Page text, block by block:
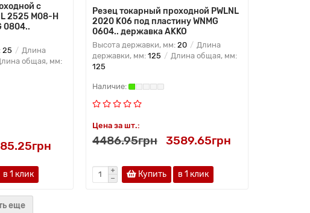
с
2525 M08-H
0804..
25
Длина
общая, мм:
в 1 клик
Резец токарный проходной PWLNL
2020 K06 под пластину WNMG
0604.. державка AKKO
Высота державки, мм: 20
Длина
державки, мм: 125
Длина общая, мм:
125
Цена за шт.:
4486.95грн 3589.65грн
Купить в 1 клик
еще